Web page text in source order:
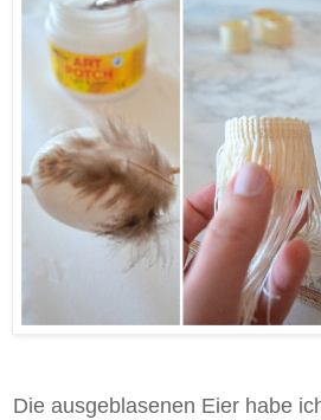
Die ausgeblasenen Eier habe